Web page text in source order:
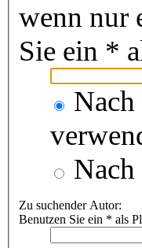
wenn nur
Sie ein *
Zu suchender Autor:
Benutzen Sie ein * als